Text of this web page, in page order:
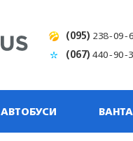
(095) 238-09-
(067)440-90-
АВТОБУСИ